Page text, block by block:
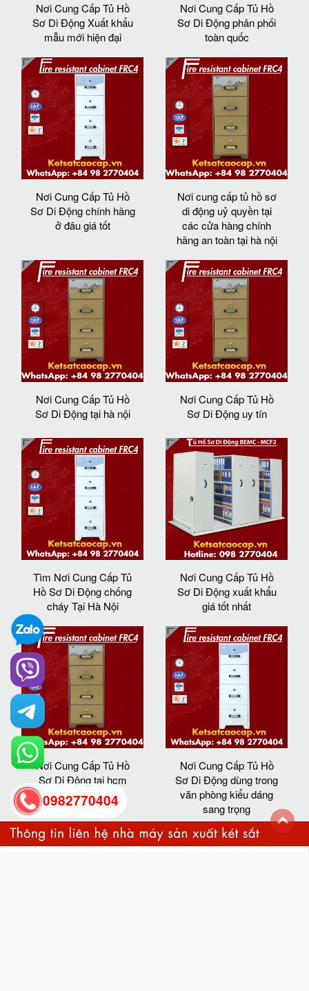
Nơi Cung Cấp Tủ Hồ
Sơ Di Động Xuất khẩu
mẫu mới hiện đại
Nơi Cung Cấp Tủ Hồ
Sơ Di Động phân phối
toàn quốc
Nơi Cung Cấp Tủ Hồ
Sơ Di Động chính hãng
ở đâu giá tốt
Nơi cung cấp tủ hồ sơ
di động uỷ quyền tại
các cửa hàng chính
hãng an toàn tại hà nội
Nơi Cung Cấp Tủ Hồ
Sơ Di Động tại hà nội
Nơi Cung Cấp Tủ Hồ
Sơ Di Động uy tín
Tìm Nơi Cung Cấp Tủ
Hồ Sơ Di Động chống
cháy Tại Hà Nội
Nơi Cung Cấp Tủ Hồ
Sơ Di Động xuất khẩu
giá tốt nhất
Nơi Cung Cấp Tủ Hồ
Sơ Di Động tại hcm
Nơi Cung Cấp Tủ Hồ
Sơ Di Động dùng trong
văn phòng kiểu dáng
sang trọng
0982770404
back